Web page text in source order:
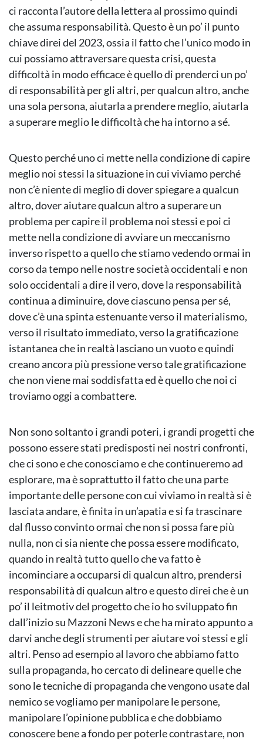
ci racconta l’autore della lettera al prossimo quindi
che assuma responsabilità. Questo è un po’ il punto
chiave direi del 2023, ossia il fatto che l’unico modo in
cui possiamo attraversare questa crisi, questa
difficoltà in modo efficace è quello di prenderci un po’
di responsabilità per gli altri, per qualcun altro, anche
una sola persona, aiutarla a prendere meglio, aiutarla
a superare meglio le difficoltà che ha intorno a sé.
Questo perché uno ci mette nella condizione di capire
meglio noi stessi la situazione in cui viviamo perché
non c’è niente di meglio di dover spiegare a qualcun
altro, dover aiutare qualcun altro a superare un
problema per capire il problema noi stessi e poi ci
mette nella condizione di avviare un meccanismo
inverso rispetto a quello che stiamo vedendo ormai in
corso da tempo nelle nostre società occidentali e non
solo occidentali a dire il vero, dove la responsabilità
continua a diminuire, dove ciascuno pensa per sé,
dove c’è una spinta estenuante verso il materialismo,
verso il risultato immediato, verso la gratificazione
istantanea che in realtà lasciano un vuoto e quindi
creano ancora più pressione verso tale gratificazione
che non viene mai soddisfatta ed è quello che noi ci
troviamo oggi a combattere.
Non sono soltanto i grandi poteri, i grandi progetti che
possono essere stati predisposti nei nostri confronti,
che ci sono e che conosciamo e che continueremo ad
esplorare, ma è soprattutto il fatto che una parte
importante delle persone con cui viviamo in realtà si è
lasciata andare, è finita in un’apatia e si fa trascinare
dal flusso convinto ormai che non si possa fare più
nulla, non ci sia niente che possa essere modificato,
quando in realtà tutto quello che va fatto è
incominciare a occuparsi di qualcun altro, prendersi
responsabilità di qualcun altro e questo direi che è un
po’ il leitmotiv del progetto che io ho sviluppato fin
dall’inizio su Mazzoni News e che ha mirato appunto a
darvi anche degli strumenti per aiutare voi stessi e gli
altri. Penso ad esempio al lavoro che abbiamo fatto
sulla propaganda, ho cercato di delineare quelle che
sono le tecniche di propaganda che vengono usate dal
nemico se vogliamo per manipolare le persone,
manipolare l’opinione pubblica e che dobbiamo
conoscere bene a fondo per poterle contrastare, non